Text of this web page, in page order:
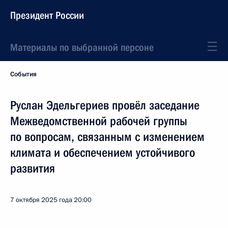
Президент России
Материалы по выбранной персоне
События
Руслан Эдельгериев провёл заседание
Межведомственной рабочей группы
по вопросам, связанным с изменением
климата и обеспечением устойчивого
развития
7 октября 2025 года20:00